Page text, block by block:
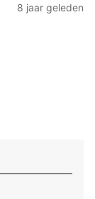
8 jaar geleden